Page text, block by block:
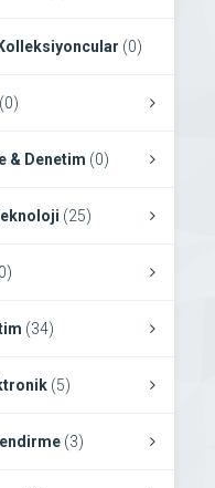
(0)
(0)
& Denetim (0)
(25)
(34)
(5)
(3)